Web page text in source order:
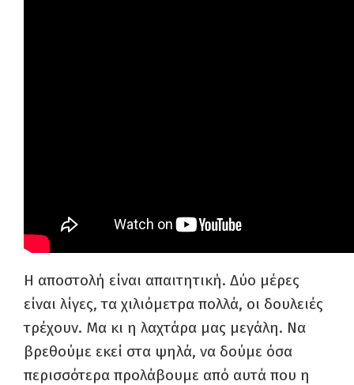
Η αποστολή είναι απαιτητική. Δύο μέρες
είναι λίγες, τα χιλιόμετρα πολλά, οι δουλειές
τρέχουν. Μα κι η λαχτάρα μας μεγάλη. Να
βρεθούμε εκεί στα ψηλά, να δούμε όσα
περισσότερα προλάβουμε από αυτά που η